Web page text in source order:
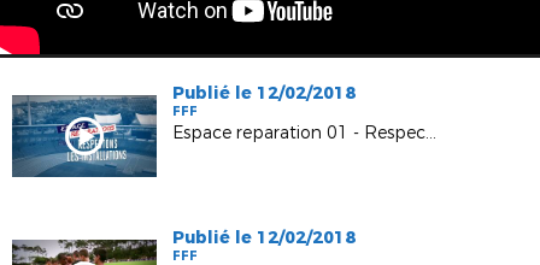
Publié le 12/02/2018
FFF
Espace reparation 01 - Respect des installations
Publié le 12/02/2018
FFF